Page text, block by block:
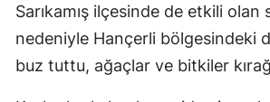
Sarıkamış ilçesinde de etkili olan
nedeniyle Hançerli bölgesindeki
buz tuttu, ağaçlar ve bitkiler